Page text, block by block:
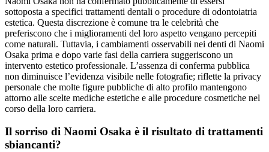
sottoposta a specifici trattamenti dentali o procedure di odontoiatria
estetica. Questa discrezione è comune tra le celebrità che
preferiscono che i miglioramenti del loro aspetto vengano percepiti
come naturali. Tuttavia, i cambiamenti osservabili nei denti di Naomi
Osaka prima e dopo varie fasi della carriera suggeriscono un
intervento estetico professionale. L’assenza di conferma pubblica
non diminuisce l’evidenza visibile nelle fotografie; riflette la privacy
personale che molte figure pubbliche di alto profilo mantengono
attorno alle scelte mediche estetiche e alle procedure cosmetiche nel
corso della loro carriera.
Il sorriso di Naomi Osaka è il risultato di trattamenti
sbiancanti?